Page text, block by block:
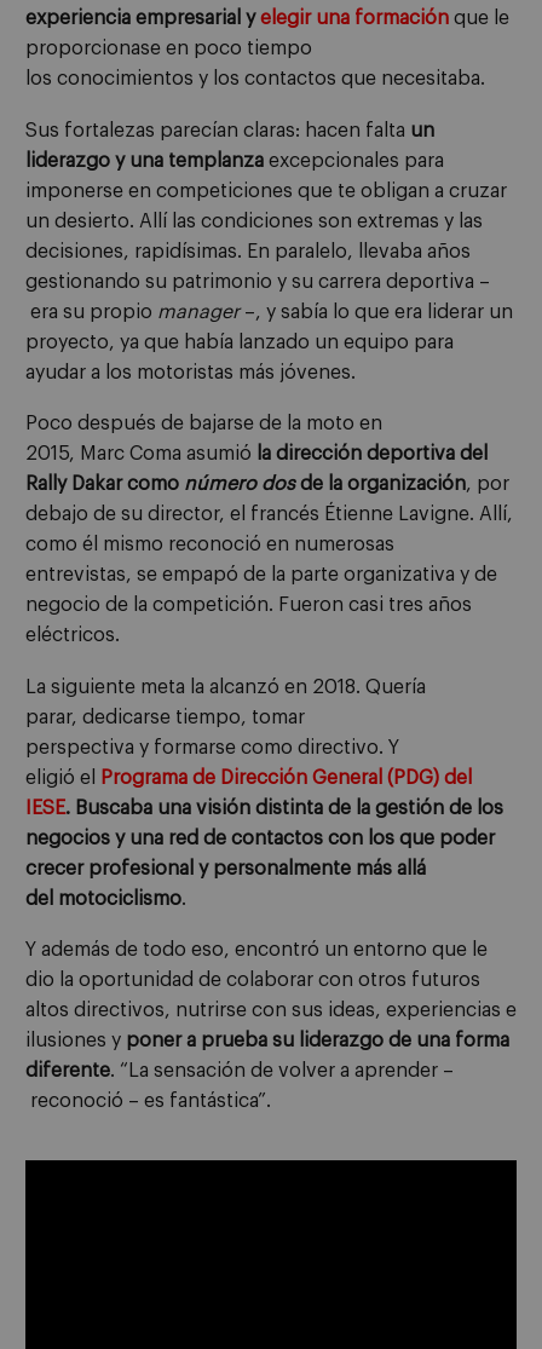
experiencia empresarial yelegir una formación que le
proporcionase en poco tiempo
los conocimientos y los contactos que necesitaba.
Sus fortalezas parecían claras: hacen falta un
liderazgo y una templanza excepcionales para
imponerse en competiciones que te obligan a cruzar
un desierto. Allí las condiciones son extremas y las
decisiones, rapidísimas. En paralelo, llevaba años
gestionando su patrimonio y su carrera deportiva –
era su propio manager –, y sabía lo que era liderar un
proyecto, ya que había lanzado un equipo para
ayudar a los motoristas más jóvenes.
Poco después de bajarse de la moto en
2015, Marc Coma asumió la dirección deportiva del
Rally Dakar como número dosde la organización, por
debajo de su director, el francés Étienne Lavigne. Allí,
como él mismo reconoció en numerosas
entrevistas, se empapó de la parte organizativa y de
negocio de la competición. Fueron casi tres años
eléctricos.
La siguiente meta la alcanzó en 2018. Quería
parar, dedicarse tiempo, tomar
perspectiva y formarse como directivo. Y
e ligió el
Programa de Dirección General (PDG) del
IESE. Buscaba una visión distinta de la gestión de los
negocios y una red de contactos con los que poder
crecer profesional y personalmente más allá
del motociclismo.
Y además de todo eso, encontró un entorno que le
dio la oportunidad de colaborar con otros futuros
altos directivos, nutrirse con sus ideas, experiencias e
ilusiones y poner a prueba su liderazgo de una forma
diferente. “ La sensación de volver a aprender –
reconoció – es fantástica”.